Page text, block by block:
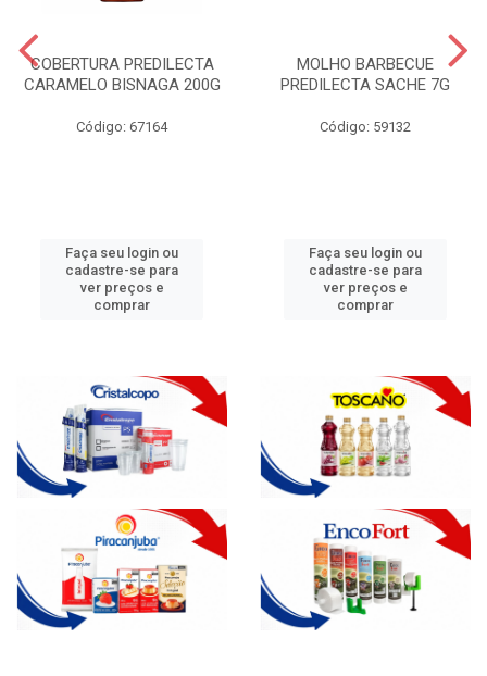
COBERTURA PREDILECTA
CARAMELO BISNAGA 200G
Código: 67164
Faça seu login ou
cadastre-se para
ver preços e
comprar
MOLHO BARBECUE
PREDILECTA SACHE 7G
Código: 59132
Faça seu login ou
cadastre-se para
ver preços e
comprar